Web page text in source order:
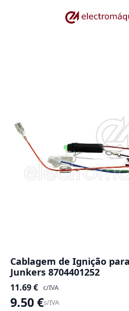
Cablagem de Ignição
Junkers 8704401252
11.69€ c/IVA
9.50€s/IVA